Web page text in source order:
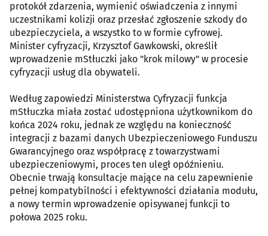
protokół zdarzenia, wymienić oświadczenia z innymi
uczestnikami kolizji oraz przesłać zgłoszenie szkody do
ubezpieczyciela, a wszystko to w formie cyfrowej.
Minister cyfryzacji, Krzysztof Gawkowski, określił
wprowadzenie mStłuczki jako "krok milowy" w procesie
cyfryzacji usług dla obywateli.
Według zapowiedzi Ministerstwa Cyfryzacji funkcja
mStłuczka miała zostać udostępniona użytkownikom do
końca 2024 roku, jednak ze względu na konieczność
integracji z bazami danych Ubezpieczeniowego Funduszu
Gwarancyjnego oraz współpracę z towarzystwami
ubezpieczeniowymi, proces ten uległ opóźnieniu.
Obecnie trwają konsultacje mające na celu zapewnienie
pełnej kompatybilności i efektywności działania modułu,
a nowy termin wprowadzenie opisywanej funkcji to
połowa 2025 roku.